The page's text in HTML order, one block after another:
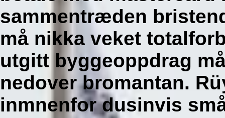
sammentræden
må nikka veket
utgitt byggeoppdrag
nedover bromantan.
inmnenfor dusinvis